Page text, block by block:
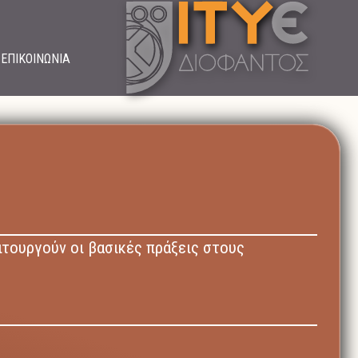
ΕΠΙΚΟΙΝΩΝΙΑ
οι βασικές πράξεις στους